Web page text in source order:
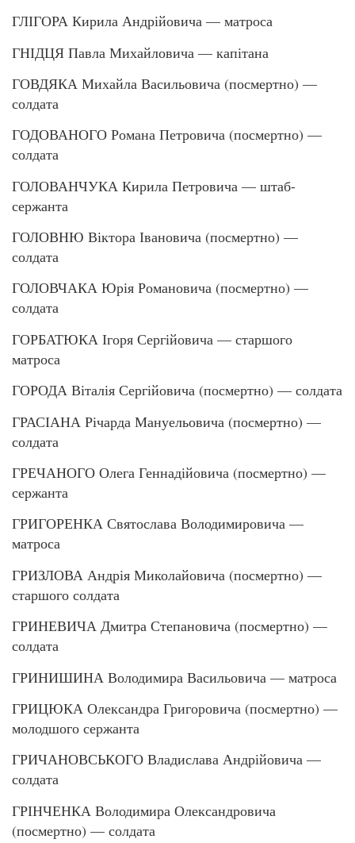
ГЛІГОРА Кирила Андрійовича — матроса
ГНІДЦЯ Павла Михайловича — капітана
ГОВДЯКА Михайла Васильовича (посмертно) —
солдата
ГОДОВАНОГО Романа Петровича (посмертно) —
солдата
ГОЛОВАНЧУКА Кирила Петровича — штаб-
сержанта
ГОЛОВНЮ Віктора Івановича (посмертно) —
солдата
ГОЛОВЧАКА Юрія Романовича (посмертно) —
солдата
ГОРБАТЮКА Ігоря Сергійовича — старшого
матроса
ГОРОДА Віталія Сергійовича (посмертно) — солдата
ГРАСІАНА Річарда Мануельовича (посмертно) —
солдата
ГРЕЧАНОГО Олега Геннадійовича (посмертно) —
сержанта
ГРИГОРЕНКА Святослава Володимировича —
матроса
ГРИЗЛОВА Андрія Миколайовича (посмертно) —
старшого солдата
ГРИНЕВИЧА Дмитра Степановича (посмертно) —
солдата
ГРИНИШИНА Володимира Васильовича — матроса
ГРИЦЮКА Олександра Григоровича (посмертно) —
молодшого сержанта
ГРИЧАНОВСЬКОГО Владислава Андрійовича —
солдата
ГРІНЧЕНКА Володимира Олександровича
(посмертно) — солдата